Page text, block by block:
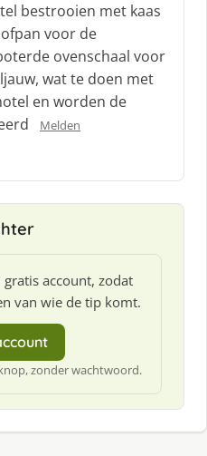
bestrooien met kaas
voor de
ovenschaal voor
wat te doen met
en worden de
Melden
gratis account, zodat
van wie de tip komt.
zonder wachtwoord.